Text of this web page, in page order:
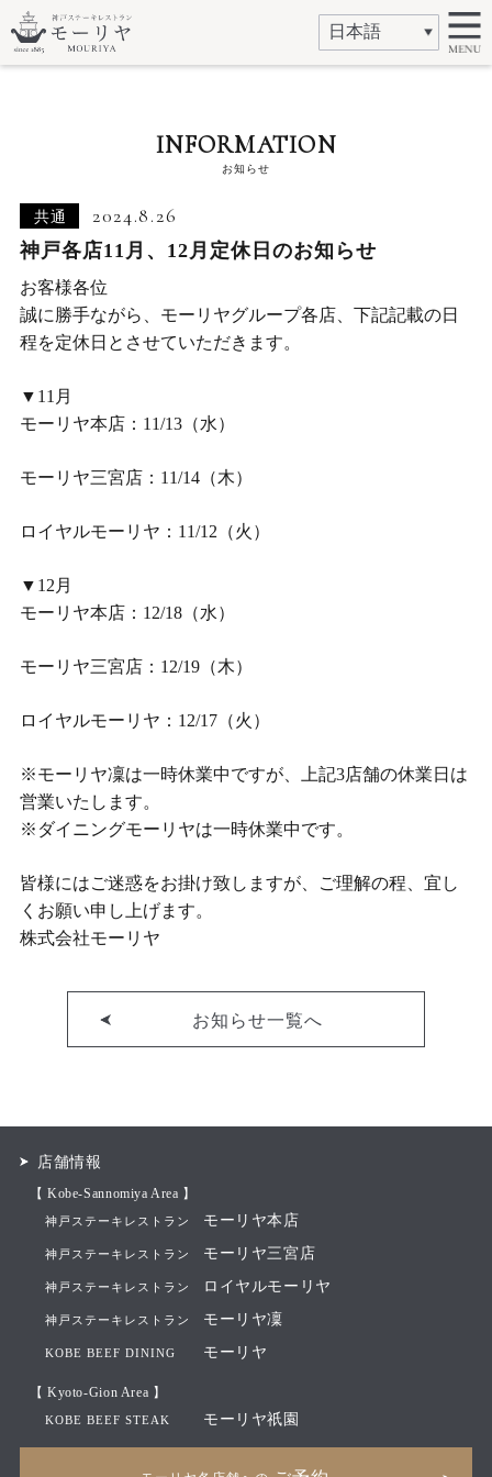
INFORMATION
お知らせ
共通 2024.8.26
神戸各店11月、12月定休日のお知らせ
お客様各位
誠に勝手ながら、モーリヤグループ各店、下記記載の日
程を定休日とさせていただきます。
▼11月
モーリヤ本店：11/13（水）
モーリヤ三宮店：11/14（木）
ロイヤルモーリヤ：11/12（火）
▼12月
モーリヤ本店：12/18（水）
モーリヤ三宮店：12/19（木）
ロイヤルモーリヤ：12/17（火）
※モーリヤ凜は一時休業中ですが、上記3店舗の休業日は
営業いたします。
※ダイニングモーリヤは一時休業中です。
皆様にはご迷惑をお掛け致しますが、ご理解の程、宜し
くお願い申し上げます。
株式会社モーリヤ
お知らせ一覧へ
店舗情報
【 Kobe-Sannomiya Area 】
神戸ステーキレストラン モーリヤ本店
神戸ステーキレストラン モーリヤ三宮店
神戸ステーキレストラン ロイヤルモーリヤ
神戸ステーキレストラン モーリヤ凜
KOBE BEEF DINING モーリヤ
【 Kyoto-Gion Area 】
KOBE BEEF STEAK モーリヤ祇園